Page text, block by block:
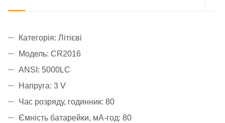
Категорія: Літієві
Модель: CR2016
ANSI: 5000LC
Напруга: 3 V
Час розряду, годинник: 80
Ємність батарейки, мА-год: 80